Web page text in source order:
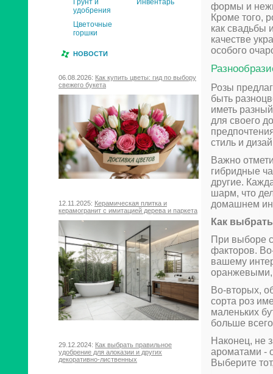
Грунт и
удобрения
Инвентарь
Цветочные
горшки
НОВОСТИ
06.08.2026: Как купить цветы: гид по выбору
свежего букета
12.11.2025: Керамическая плитка и
керамогранит с имитацией дерева и паркета
29.12.2024: Как выбрать правильное
удобрение для алоказии и других
декоративно-лиственных
формы и
Кроме того,
как свадьбы
качестве
особого
Розы
быть
иметь
для своего
стиль и
Важно
гибридные
другие.
шарм, что
домашнем
Как
При выборе
факторов.
вашему
оранжевыми,
Во-вторых,
сорта роз
маленьких
больше
Наконец, не
ароматами -
Выберите